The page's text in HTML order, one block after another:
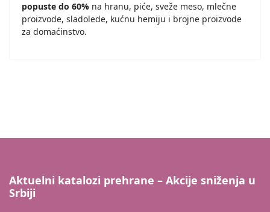
popuste do 60% na hranu, piće, sveže meso, mlečne
proizvode, sladolede, kućnu hemiju i brojne proizvode
za domaćinstvo.
Aktuelni katalozi prehrane – Akcije sniženja u
Srbiji